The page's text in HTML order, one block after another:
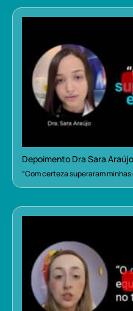
Depoimento Dra Sara
“Com certeza superaram